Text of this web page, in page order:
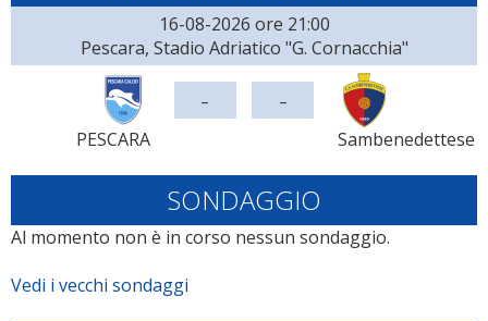
16-08-2026 ore 21:00
Pescara, Stadio Adriatico "G. Cornacchia"
PESCARA
- -
Sambenedettese
SONDAGGIO
Al momento non è in corso nessun sondaggio.
Vedi i vecchi sondaggi